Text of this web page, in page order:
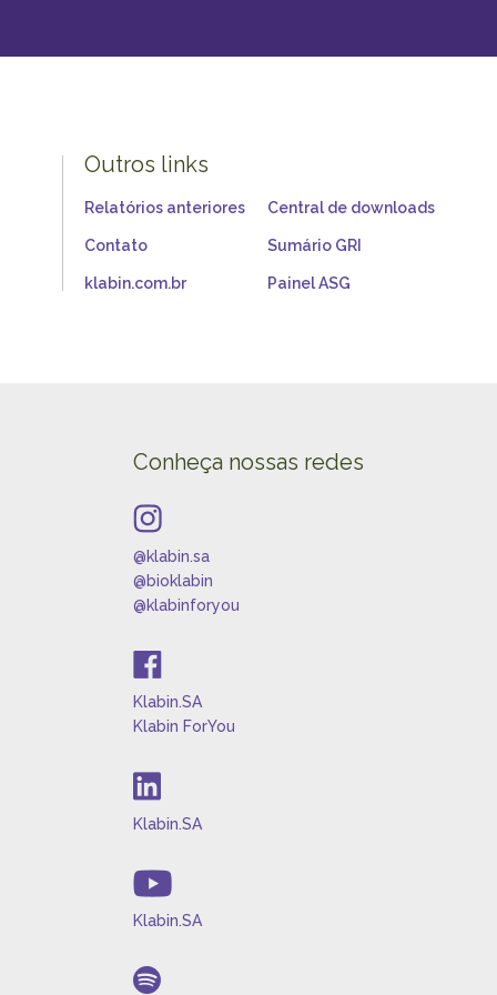
Outros links
Relatórios anteriores
Contato
klabin.com.br
Central de downloads
Sumário GRI
Painel ASG
Conheça nossas redes
@klabin.sa
@bioklabin
@klabinforyou
Klabin.SA
Klabin ForYou
Klabin.SA
Klabin.SA